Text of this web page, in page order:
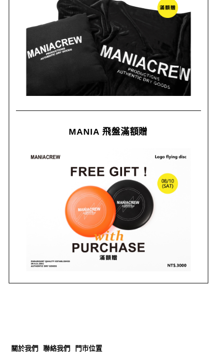
MANIA 飛盤滿額贈
關於我們 聯絡我們 門市位置